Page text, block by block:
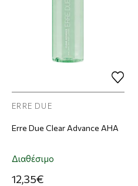
ERRE DUE
Erre Due Clear Advance AHA
Διαθέσιμο
12,35€